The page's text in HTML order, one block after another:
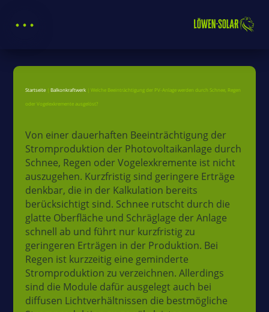
Startseite
Unsere
Leistungen
Produkte
Shop
Referenzen
Solar
Startseite |Balkonkraftwerk |Welche Beeinträchtigung der PV-Anlage werden durch Schnee, Regen
oder Vogelexkremente ausgelöst?
Von einer dauerhaften Beeinträchtigung der
Stromproduktion der Photovoltaikanlage durch
Schnee, Regen oder Vogelexkremente ist nicht
auszugehen. Kurzfristig sind geringere Erträge
denkbar, die in der Kalkulation bereits
berücksichtigt sind. Schnee rutscht durch die
glatte Oberfläche und Schräglage der Anlage
schnell ab und führt nur kurzfristig zu
geringeren Erträgen in der Produktion. Bei
Regen ist kurzzeitig eine geminderte
Stromproduktion zu verzeichnen. Allerdings
sind die Module dafür ausgelegt auch bei
diffusen Lichtverhältnissen die bestmögliche